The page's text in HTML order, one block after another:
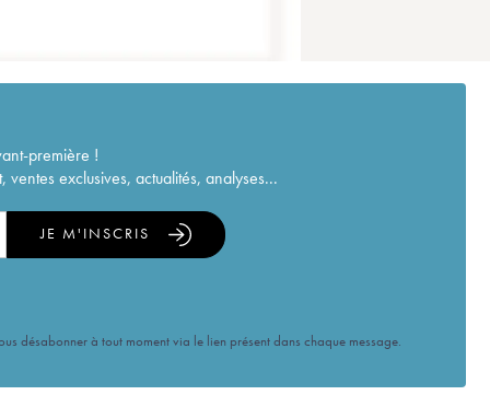
première !
exclusives, actualités, analyses...
JE M'INSCRIS
désabonner à tout moment via le lien présent dans chaque message.